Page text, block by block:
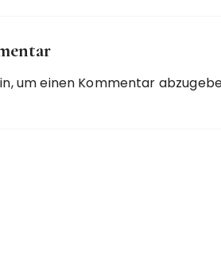
um einen Kommentar